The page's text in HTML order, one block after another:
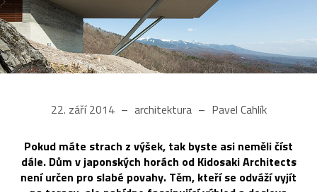
22. září 2014 architektura Pavel Cahlík
Pokud máte strach z výšek, tak byste asi neměli číst
dále. Dům v japonských horách od Kidosaki Architects
není určen pro slabé povahy. Těm, kteří se odváží vyjít